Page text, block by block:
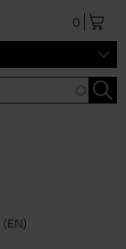
0
(EN)